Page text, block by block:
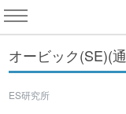
オービック(SE)(
ES研究所